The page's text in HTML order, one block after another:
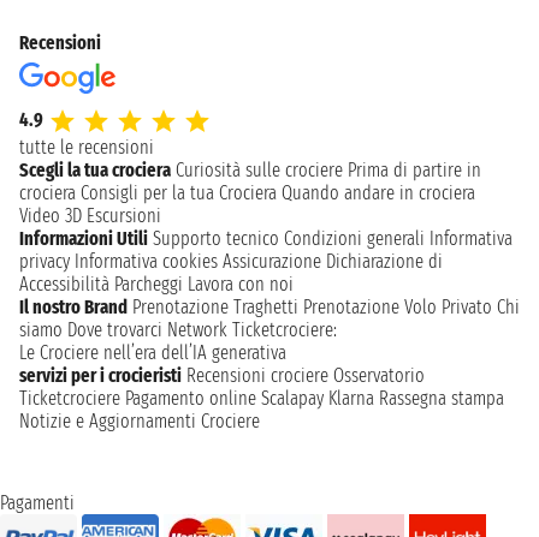
Recensioni
4.9
tutte le recensioni
Scegli la tua crociera Curiosità sulle crociere Prima di partire in
crociera Consigli per la tua Crociera Quando andare in crociera
Video 3D Escursioni
Informazioni Utili Supporto tecnico Condizioni generali Informativa
privacy Informativa cookies Assicurazione Dichiarazione di
Accessibilità Parcheggi Lavora con noi
Il nostro Brand Prenotazione Traghetti Prenotazione Volo Privato Chi
siamo Dove trovarci Network Ticketcrociere:
Le Crociere nell’era dell’IA generativa
servizi per i crocieristi Recensioni crociere Osservatorio
Ticketcrociere Pagamento online Scalapay Klarna Rassegna stampa
Notizie e Aggiornamenti Crociere
Pagamenti